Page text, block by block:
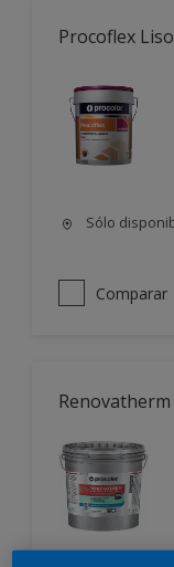
Procoflex
Sólo
Comparar